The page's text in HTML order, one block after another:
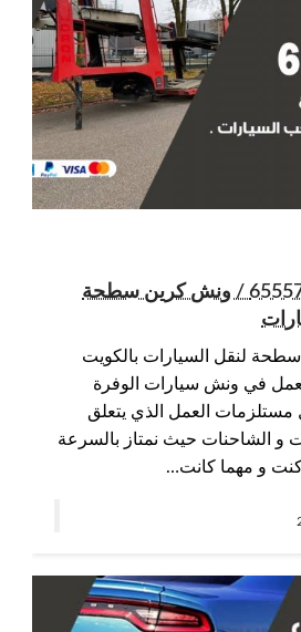
ونش الوفرة / 65557275 / ونش كرين سطحة
لنقل السيارات بالكويت
في ونش سيارات الوفرة
مستلزمات العمل الذي يتعلق
و الشاحنات حيث نمتاز بالسرعة
كنت و مهما كانت…